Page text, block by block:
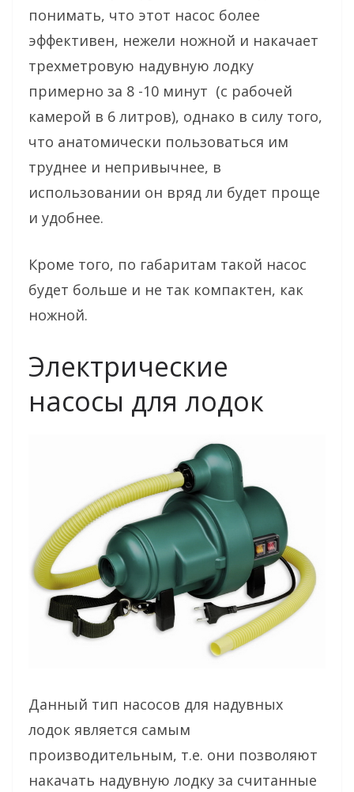
понимать, что этот насос более
эффективен, нежели ножной и накачает
трехметровую надувную лодку
примерно за 8 -10 минут (с рабочей
камерой в 6 литров), однако в силу того,
что анатомически пользоваться им
труднее и непривычнее, в
использовании он вряд ли будет проще
и удобнее.
Кроме того, по габаритам такой насос
будет больше и не так компактен, как
ножной.
Электрические
насосы для лодок
Данный тип насосов для надувных
лодок является самым
производительным, т.е. они позволяют
накачать надувную лодку за считанные